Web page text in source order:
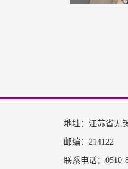
地址：江苏省无
邮编：214122
联系电话：0510-